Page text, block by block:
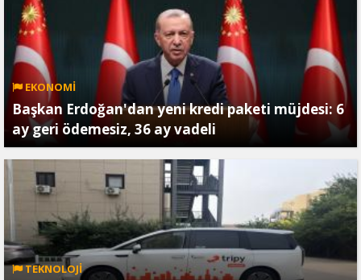
EKONOMİ
Başkan Erdoğan'dan yeni kredi paketi müjdesi: 6
ay geri ödemesiz, 36 ay vadeli
TEKNOLOJİ